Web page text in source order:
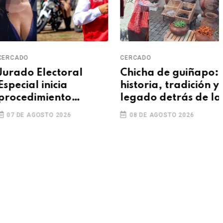
Electoral
inicia
contra
DE AGOSTO 2026
CERCADO
Chicha de guiñapo:
historia, tradición y
legado detrás de la
bebida emblemática
08 DE AGOSTO 2026